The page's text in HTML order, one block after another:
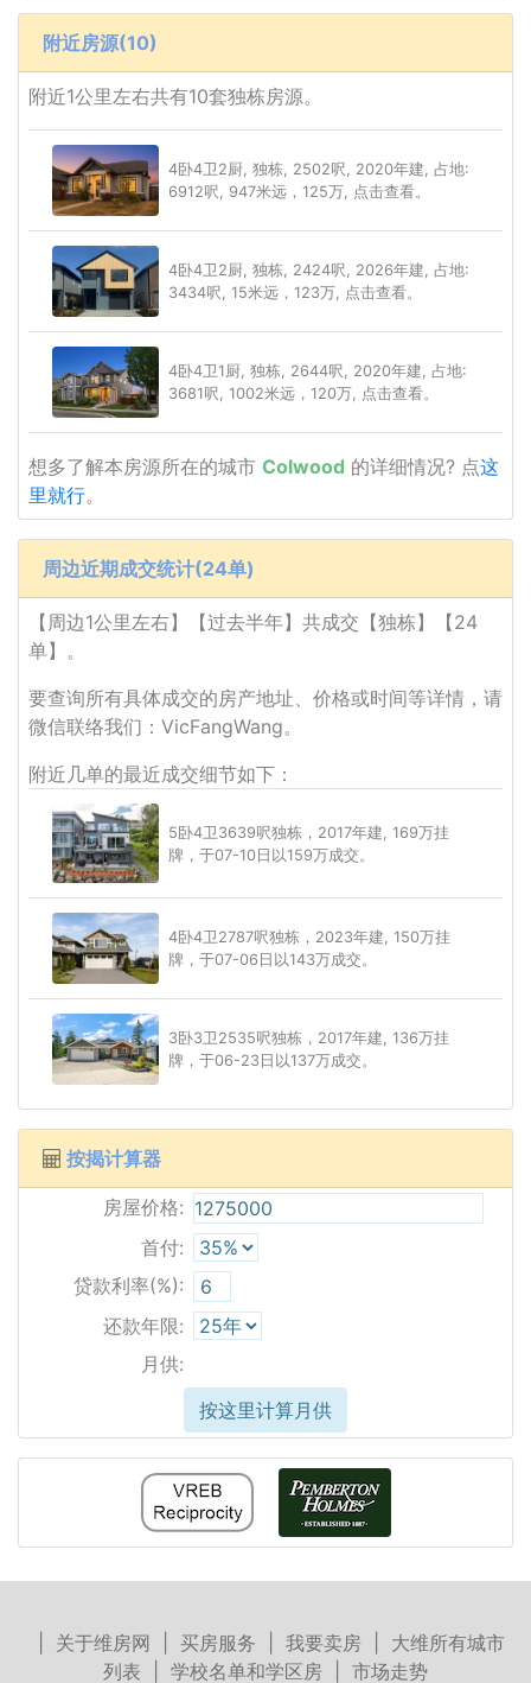
附近房源(10)
附近1公里左右共有10套独栋房源。
4卧4卫2厨, 独栋, 2502呎, 2020年建, 占地:
6912呎, 947米远，125万, 点击查看。
4卧4卫2厨, 独栋, 2424呎, 2026年建, 占地:
3434呎, 15米远，123万, 点击查看。
4卧4卫1厨, 独栋, 2644呎, 2020年建, 占地:
3681呎, 1002米远，120万, 点击查看。
想多了解本房源所在的城市 Colwood 的详细情况? 点这
里就行。
周边近期成交统计(24单)
【周边1公里左右】【过去半年】共成交【独栋】【24
单】。
要查询所有具体成交的房产地址、价格或时间等详情，请
微信联络我们：VicFangWang。
附近几单的最近成交细节如下：
5卧4卫3639呎独栋，2017年建, 169万挂
牌，于07-10日以159万成交。
4卧4卫2787呎独栋，2023年建, 150万挂
牌，于07-06日以143万成交。
3卧3卫2535呎独栋，2017年建, 136万挂
牌，于06-23日以137万成交。
按揭计算器
房屋价格:
首付:
贷款利率(%):
还款年限:
月供:
按这里计算月供
关于维房网 买房服务 我要卖房
大维所有城市
列表
学校名单和学区房 市场走势